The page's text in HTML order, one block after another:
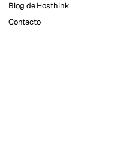
Blog de Hosthink
Contacto